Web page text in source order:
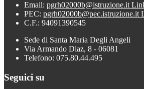
Email: pgrh02000b@istruzione.it
PEC: pgrh02000b@pec.istruzione.it
C.F.: 94091390545
Sede di Santa Maria Degli Angeli
Via Armando Diaz, 8 - 06081
Telefono: 075.80.44.495
Seguici su